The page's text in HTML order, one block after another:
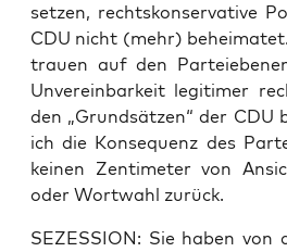
set­zen, rechts­kon­ser­va­ti­ve
CDU nicht (mehr)
trau­en auf den
Unver­ein­bar­keit legi­ti­mer
den „Grund­sät­zen“ der CDU
ich die Kon­se­quenz des
kei­nen Zen­ti­me­ter von
oder Wort­wahl zurück.
SEZESSION: Sie haben